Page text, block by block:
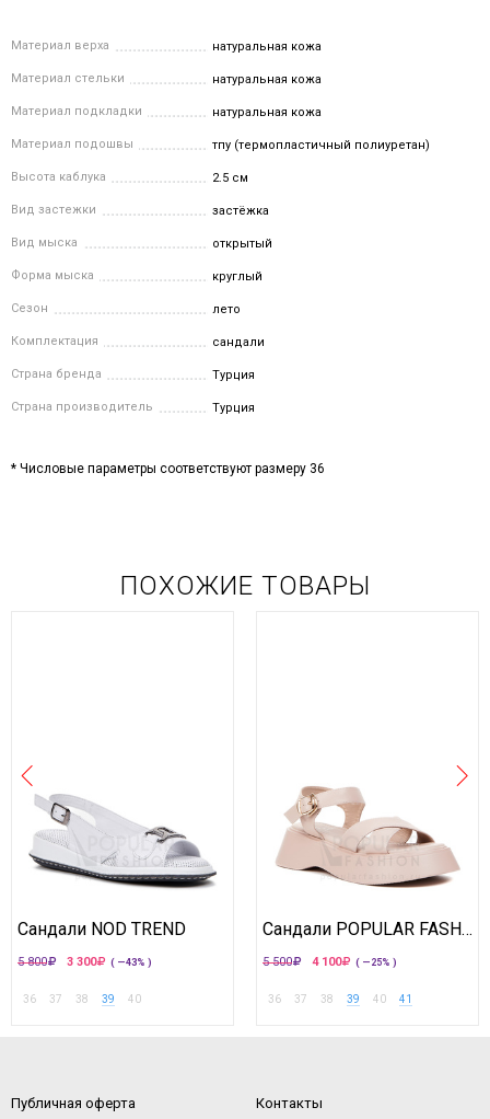
Материал верха натуральная кожа
Материал стельки натуральная кожа
Материал подкладки натуральная кожа
Материал подошвы тпу (термопластичный полиуретан)
Высота каблука 2.5 см
Вид застежки застёжка
Вид мыска открытый
Форма мыска круглый
Сезон лето
Комплектация сандали
Страна бренда Турция
Страна производитель Турция
* Числовые параметры соответствуют размеру 36
ПОХОЖИЕ ТОВАРЫ
Сандали NOD TREND
5 800 3 300 ( —43% )
36 37 38 39 40
Сандали POPULAR FASHION
5 500 4 100 ( —25% )
36 37 38 39 40 41
Публичная оферта Контакты